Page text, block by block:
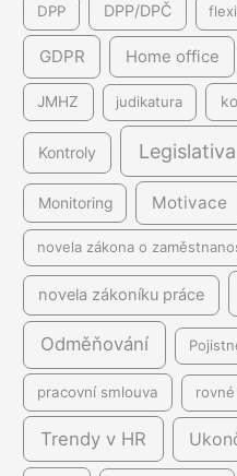
DPP DPP/DPČ
GDPR Home office
JMHZ judikatura
Kontroly Legislativa
Monitoring Motivace
novela zákona o
novela zákoníku práce
Odměňování
pracovní smlouva
Trendy v HR